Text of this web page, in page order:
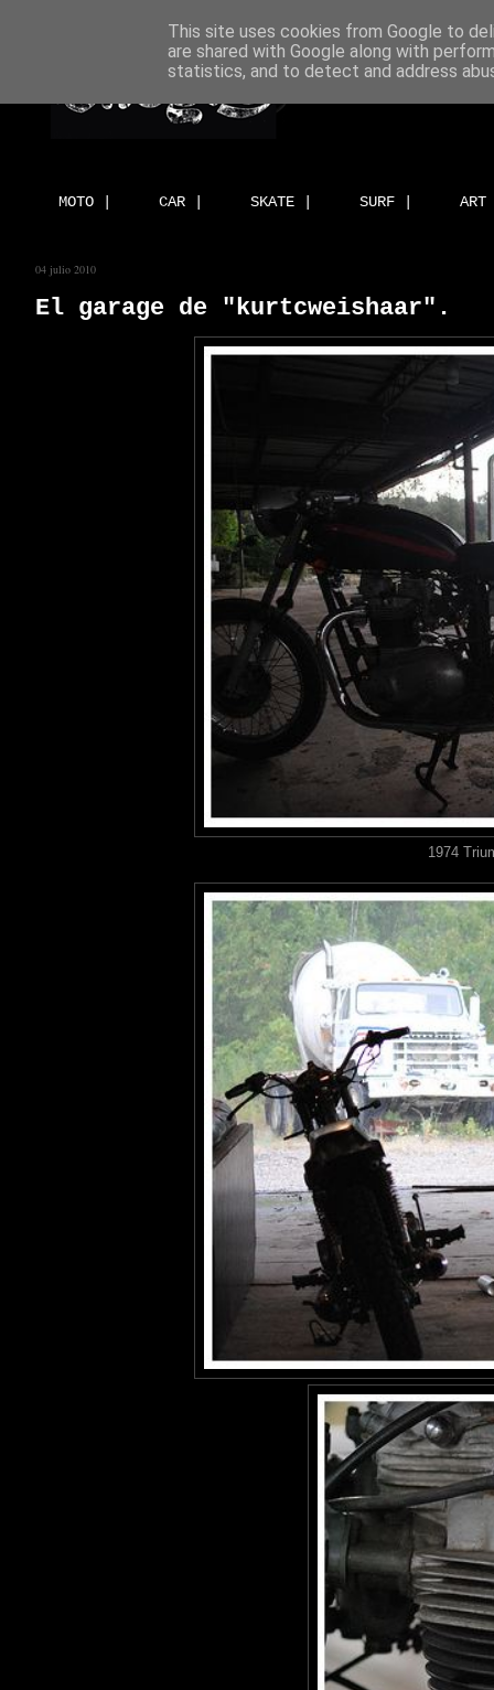
MOTO | CAR | SKATE | SURF |
04 julio 2010
El garage de "kurtcweishaar".
1974
This site uses cookies from Google to
are shared with Google along with
statistics, and to detect and address